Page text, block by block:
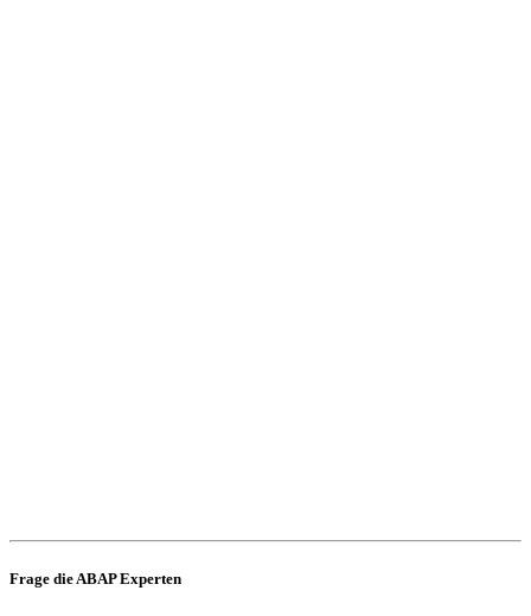
Frage die ABAP Experten